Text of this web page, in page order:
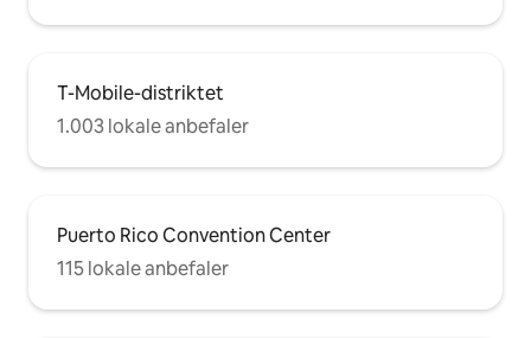
T-Mobile-distriktet
1.003 lokale anbefaler
Puerto Rico Convention Center
115 lokale anbefaler